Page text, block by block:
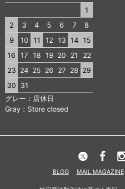
1
2
3 4 5 6 7
8
9
10 11 12 13 14
15
16
17 18 19 20 21
22
23 24 25 26 27 28 29
30
31
グレー：店休日
Gray：Store closed
BLOG MAIL MAGAZINE